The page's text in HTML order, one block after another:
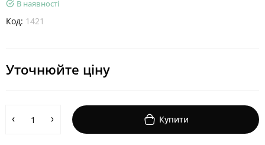
В наявності
Код: 1421
Уточнюйте ціну
Купити